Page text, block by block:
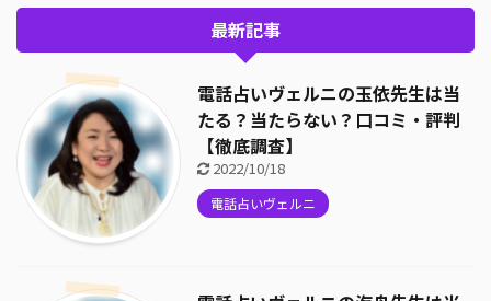
最新記事
電話占いヴェルニの玉依先生は当
たる？当たらない？口コミ・評判
【徹底調査】
2022/10/18
電話占いヴェルニ